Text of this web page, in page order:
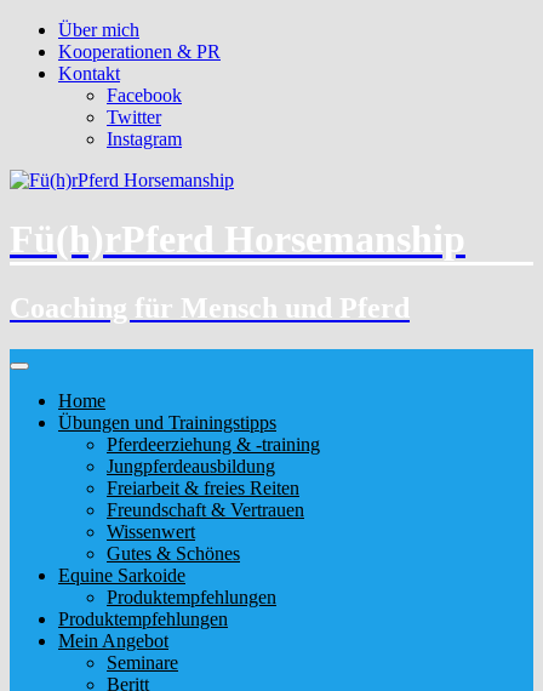
Über mich
Kooperationen & PR
Kontakt
Facebook
Twitter
Instagram
Fü(h)rPferd Horsemanship
Coaching für Mensch und Pferd
Home
Übungen und Trainingstipps
Pferdeerziehung & -training
Jungpferdeausbildung
Freiarbeit & freies Reiten
Freundschaft & Vertrauen
Wissenwert
Gutes & Schönes
Equine Sarkoide
Produktempfehlungen
Produktempfehlungen
Mein Angebot
Seminare
Beritt